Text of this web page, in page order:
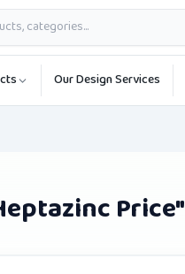
Our Design Services
Price"